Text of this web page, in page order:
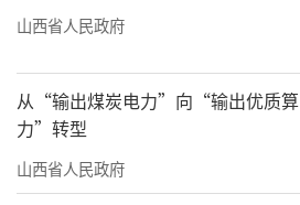
山西省人民政府
从“输出煤炭电力”向“输出优质算
力”转型
山西省人民政府